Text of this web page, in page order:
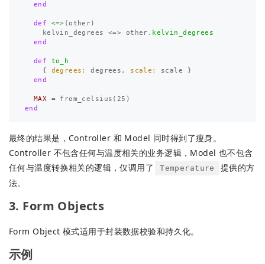
end
def <=> (other)
kelvin_degrees
<=> other . kelvin_degrees
end
def
to_h
{
degrees: degrees , scale: scale
}
end
MAX = from_celsius ( 25 )
end
最终的结果是，Controller 和 Model 同时得到了瘦身。
Controller 不包含任何与温度相关的业务逻辑，Model 也不包含
任何与温度转换相关的逻辑，仅调用了
Temperature
提供的方
法。
3. Form Objects
Form Object 模式适用于封装数据校验和持久化。
示例